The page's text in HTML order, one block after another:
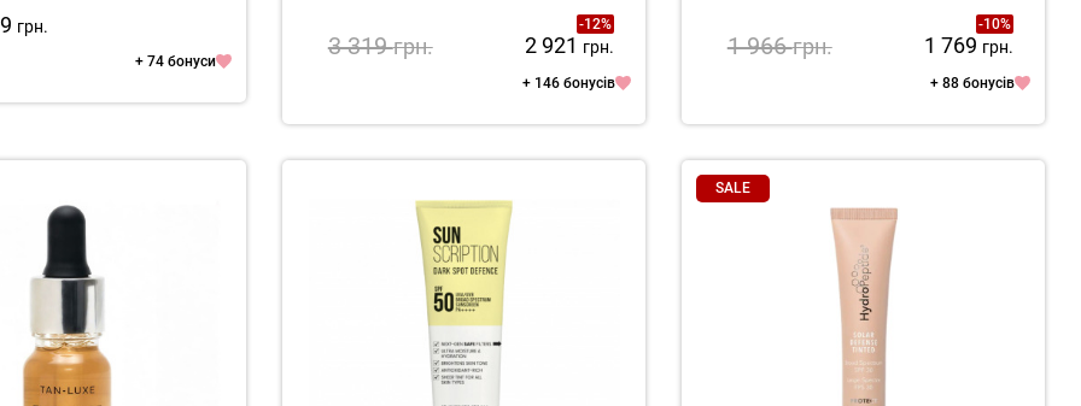
грн.
+ 74 бонуси
-12%
3 319грн. 2 921 грн.
+ 146 бонусів
-10%
1 966грн. 1 769 грн.
+ 88 бонусів
SALE